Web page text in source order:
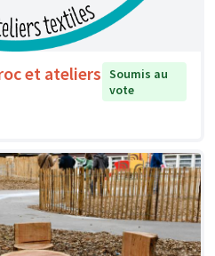
et ateliers Soumis au
vote